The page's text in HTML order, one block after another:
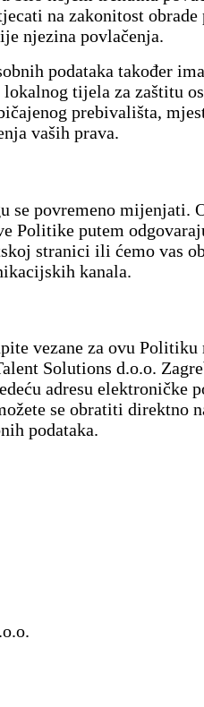
na zakonitost obrade
njezina povlačenja.
podataka također
tijela za zaštitu
prebivališta,
vaših prava.
se povremeno mijenjati.
Politike putem
stranici ili ćemo vas
kanala.
vezane za ovu Politiku
Solutions d.o.o.
adresu elektroničke
se obratiti direktno
podataka.